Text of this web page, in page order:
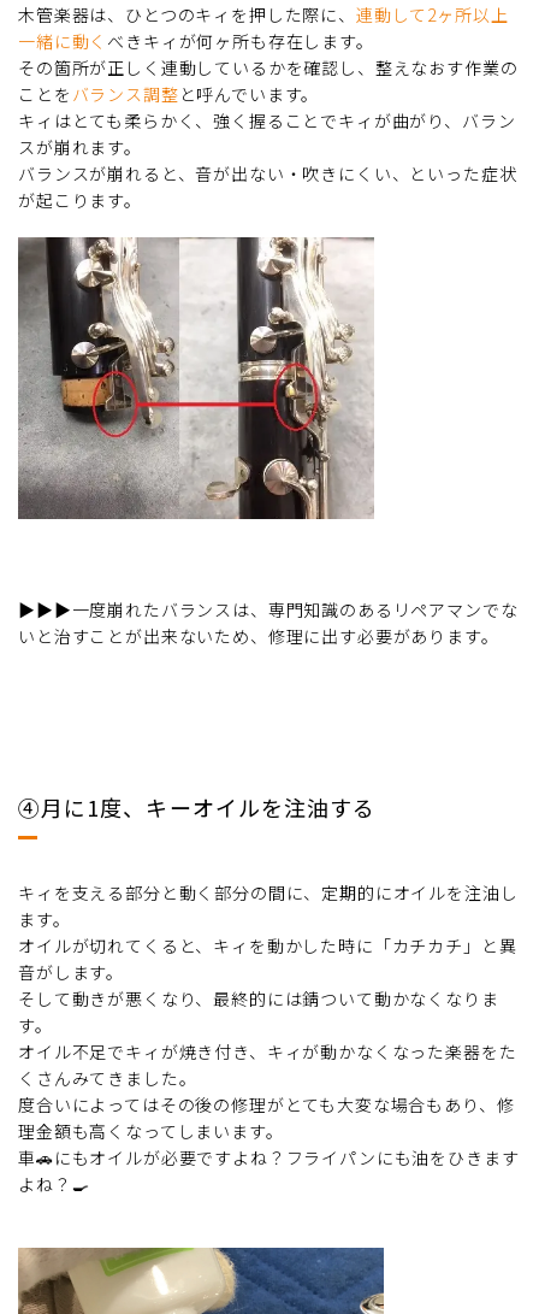
木管楽器は、ひとつのキィを押した際に、 連動して2ヶ所以上
一緒に動く べきキィが何ヶ所も存在します。
その箇所が正しく連動しているかを確認し、整えなおす作業の
ことを バランス調整 と呼んでいます。
キィはとても柔らかく、強く握ることでキィが曲がり、バラン
スが崩れます。
バランスが崩れると、音が出ない・吹きにくい、といった症状
が起こります。
▶▶▶一度崩れたバランスは、専門知識のあるリペアマンでな
いと治すことが出来ないため、修理に出す必要があります。
④月に1度、キーオイルを注油する
キィを支える部分と動く部分の間に、定期的にオイルを注油し
ます。
オイルが切れてくると、キィを動かした時に「カチカチ」と異
音がします。
そして動きが悪くなり、最終的には錆ついて動かなくなりま
す。
オイル不足でキィが焼き付き、キィが動かなくなった楽器をた
くさんみてきました。
度合いによってはその後の修理がとても大変な場合もあり、修
理金額も高くなってしまいます。
車🚗にもオイルが必要ですよね？フライパンにも油をひきます
よね？🍳